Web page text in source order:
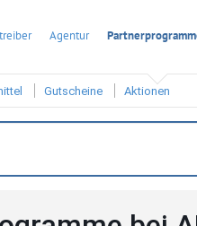
Agentur
Gutscheine Aktionen